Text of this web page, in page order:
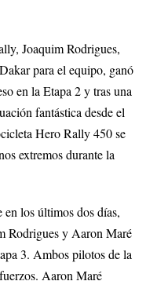
Joaquim Rodrigues,
para el equipo, ganó
en la Etapa 2 y tras una
fantástica desde el
Hero Rally 450 se
extremos durante la
los últimos dos días,
Rodrigues y Aaron Maré
3. Ambos pilotos de la
Aaron Maré